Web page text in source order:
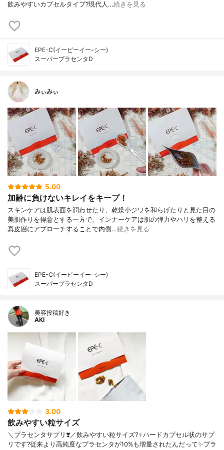
飲みやすいカプセルタイプ?現代人…続きを見る
EPE-C(イーピーイー-シー)
スーパープラセンタD
みぃみぃ
5.00
加齢に負けないキレイをキープ！
スキンケアは肌表面を潤わせたり、乾燥小ジワを和らげたりと見た目の
美肌作りを得意とする一方で、インナーケアは肌の弾力やハリを整える
真皮層にアプローチすることで内側…続きを見る
EPE-C(イーピーイー-シー)
スーパープラセンタD
美容投稿好き
AKI
3.00
飲みやすい粒サイズ
＼プラセンタサプリ❣️／飲みやすい粒サイズ?‍♀️ハードカプセル状のサプ
リです?従来より高純度なプラセンタが10%も増量されたんだって✨プラ